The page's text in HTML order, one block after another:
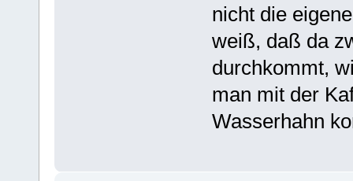
nicht die
weiß, daß da
durchkommt,
man mit der
Wasserhahn